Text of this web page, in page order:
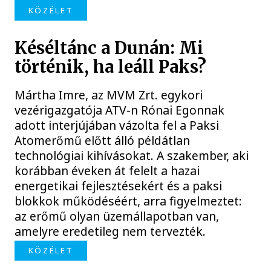
KÖZÉLET
Késéltánc a Dunán: Mi
történik, ha leáll Paks?
Mártha Imre, az MVM Zrt. egykori
vezérigazgatója ATV-n Rónai Egonnak
adott interjújában vázolta fel a Paksi
Atomerőmű előtt álló példátlan
technológiai kihívásokat. A szakember, aki
korábban éveken át felelt a hazai
energetikai fejlesztésekért és a paksi
blokkok működéséért, arra figyelmeztet:
az erőmű olyan üzemállapotban van,
amelyre eredetileg nem tervezték.
KÖZÉLET